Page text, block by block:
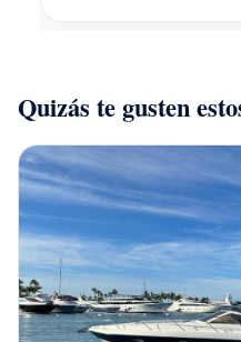
they were sensitive
memorialize a love
Quizás te gusten